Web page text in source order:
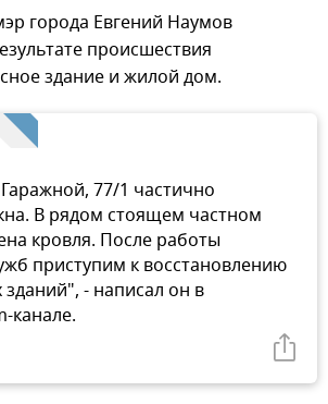
города Евгений Наумов
происшествия
здание и жилой дом.
77/1 частично
В рядом стоящем частном
кровля. После работы
приступим к восстановлению
- написал он в
канале.